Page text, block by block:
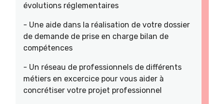
évolutions réglementaires
- Une aide dans la réalisation de votre dossier
de demande de prise en charge bilan de
compétences
- Un réseau de professionnels de différents
métiers en excercice pour vous aider à
concrétiser votre projet professionnel